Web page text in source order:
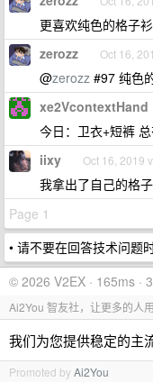
更喜欢纯色的格子衫
zerozz Oct 16,
@zerozz #97 纯色
xe2VcontextHand
今日：卫衣+短裤
iixy Oct 16, 2019
我拿出了自己的格
Page 1
• 请不要在回答技术问题
© 2026 V2EX · 165ms ·
Ai2You 智友社，让更多的人
我们为您提供稳定的主
Promoted byAi2You